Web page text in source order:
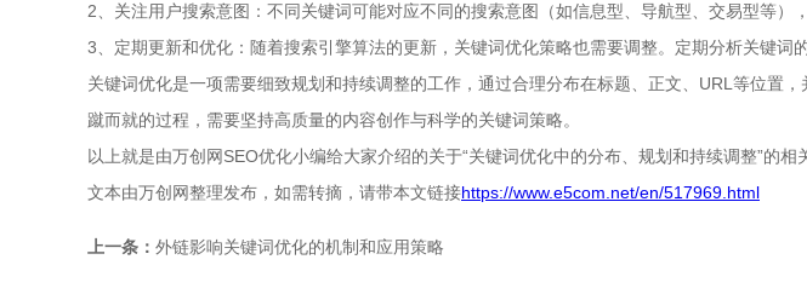
2、关注用户搜索意图：不同关键词可能对应不同的搜索意图（如信息型、导航型、交易型等）
3、定期更新和优化：随着搜索引擎算法的更新，关键词优化策略也需要调整。定期分析关键词
关键词优化是一项需要细致规划和持续调整的工作，通过合理分布在标题、正文、URL等位置
蹴而就的过程，需要坚持高质量的内容创作与科学的关键词策略。
以上就是由万创网SEO优化小编给大家介绍的关于“关键词优化中的分布、规划和持续调整”的
文本由万创网整理发布，如需转摘，请带本文链接https://www.e5com.net/en/517969.html
上一条： 外链影响关键词优化的机制和应用策略